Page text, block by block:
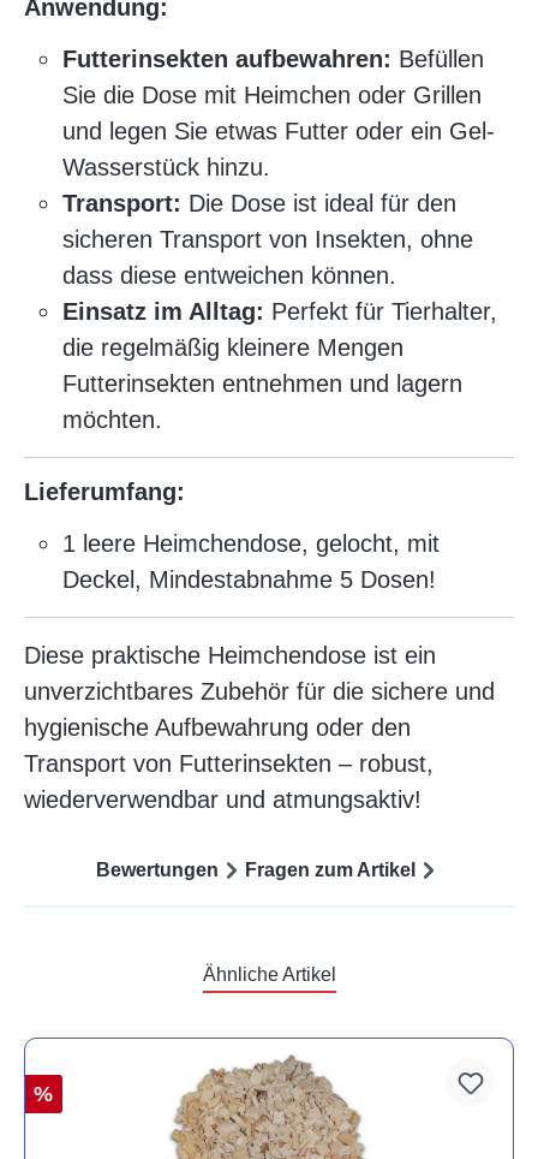
Anwendung:
Futterinsekten aufbewahren: Befüllen
Sie die Dose mit Heimchen oder Grillen
und legen Sie etwas Futter oder ein Gel-
Wasserstück hinzu.
Transport: Die Dose ist ideal für den
sicheren Transport von Insekten, ohne
dass diese entweichen können.
Einsatz im Alltag: Perfekt für Tierhalter,
die regelmäßig kleinere Mengen
Futterinsekten entnehmen und lagern
möchten.
Lieferumfang:
1 leere Heimchendose, gelocht, mit
Deckel, Mindestabnahme 5 Dosen!
Diese praktische Heimchendose ist ein
unverzichtbares Zubehör für die sichere und
hygienische Aufbewahrung oder den
Transport von Futterinsekten – robust,
wiederverwendbar und atmungsaktiv!
Bewertungen Fragen zum Artikel
Ähnliche Artikel
%